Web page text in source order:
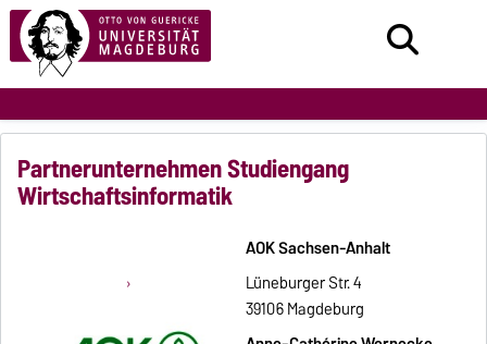
Partnerunternehmen Studiengang
Wirtschaftsinformatik
AOK Sachsen-Anhalt
Lüneburger Str. 4
39106 Magdeburg